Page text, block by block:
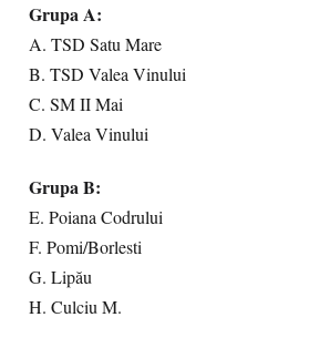
Grupa A:
A. TSD Satu Mare
B. TSD Valea Vinului
C. SM II Mai
D. Valea Vinului
Grupa B:
E. Poiana Codrului
F. Pomi/Borlesti
G. Lipău
H. Culciu M.